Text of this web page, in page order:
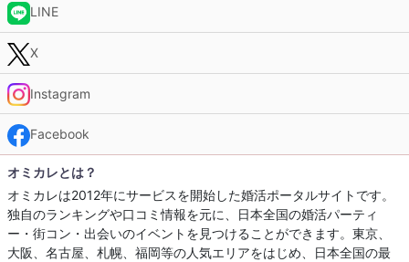
LINE
X
Instagram
Facebook
オミカレとは？
オミカレは2012年にサービスを開始した婚活ポータルサイトです。
独自のランキングや口コミ情報を元に、日本全国の婚活パーティ
ー・街コン・出会いのイベントを見つけることができます。東京、
大阪、名古屋、札幌、福岡等の人気エリアをはじめ、日本全国の最